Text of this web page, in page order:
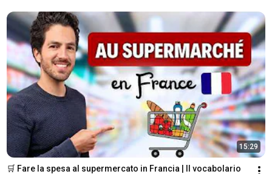
15:29
🛒 Fare la spesa al supermercato in Francia | Il vocabolario